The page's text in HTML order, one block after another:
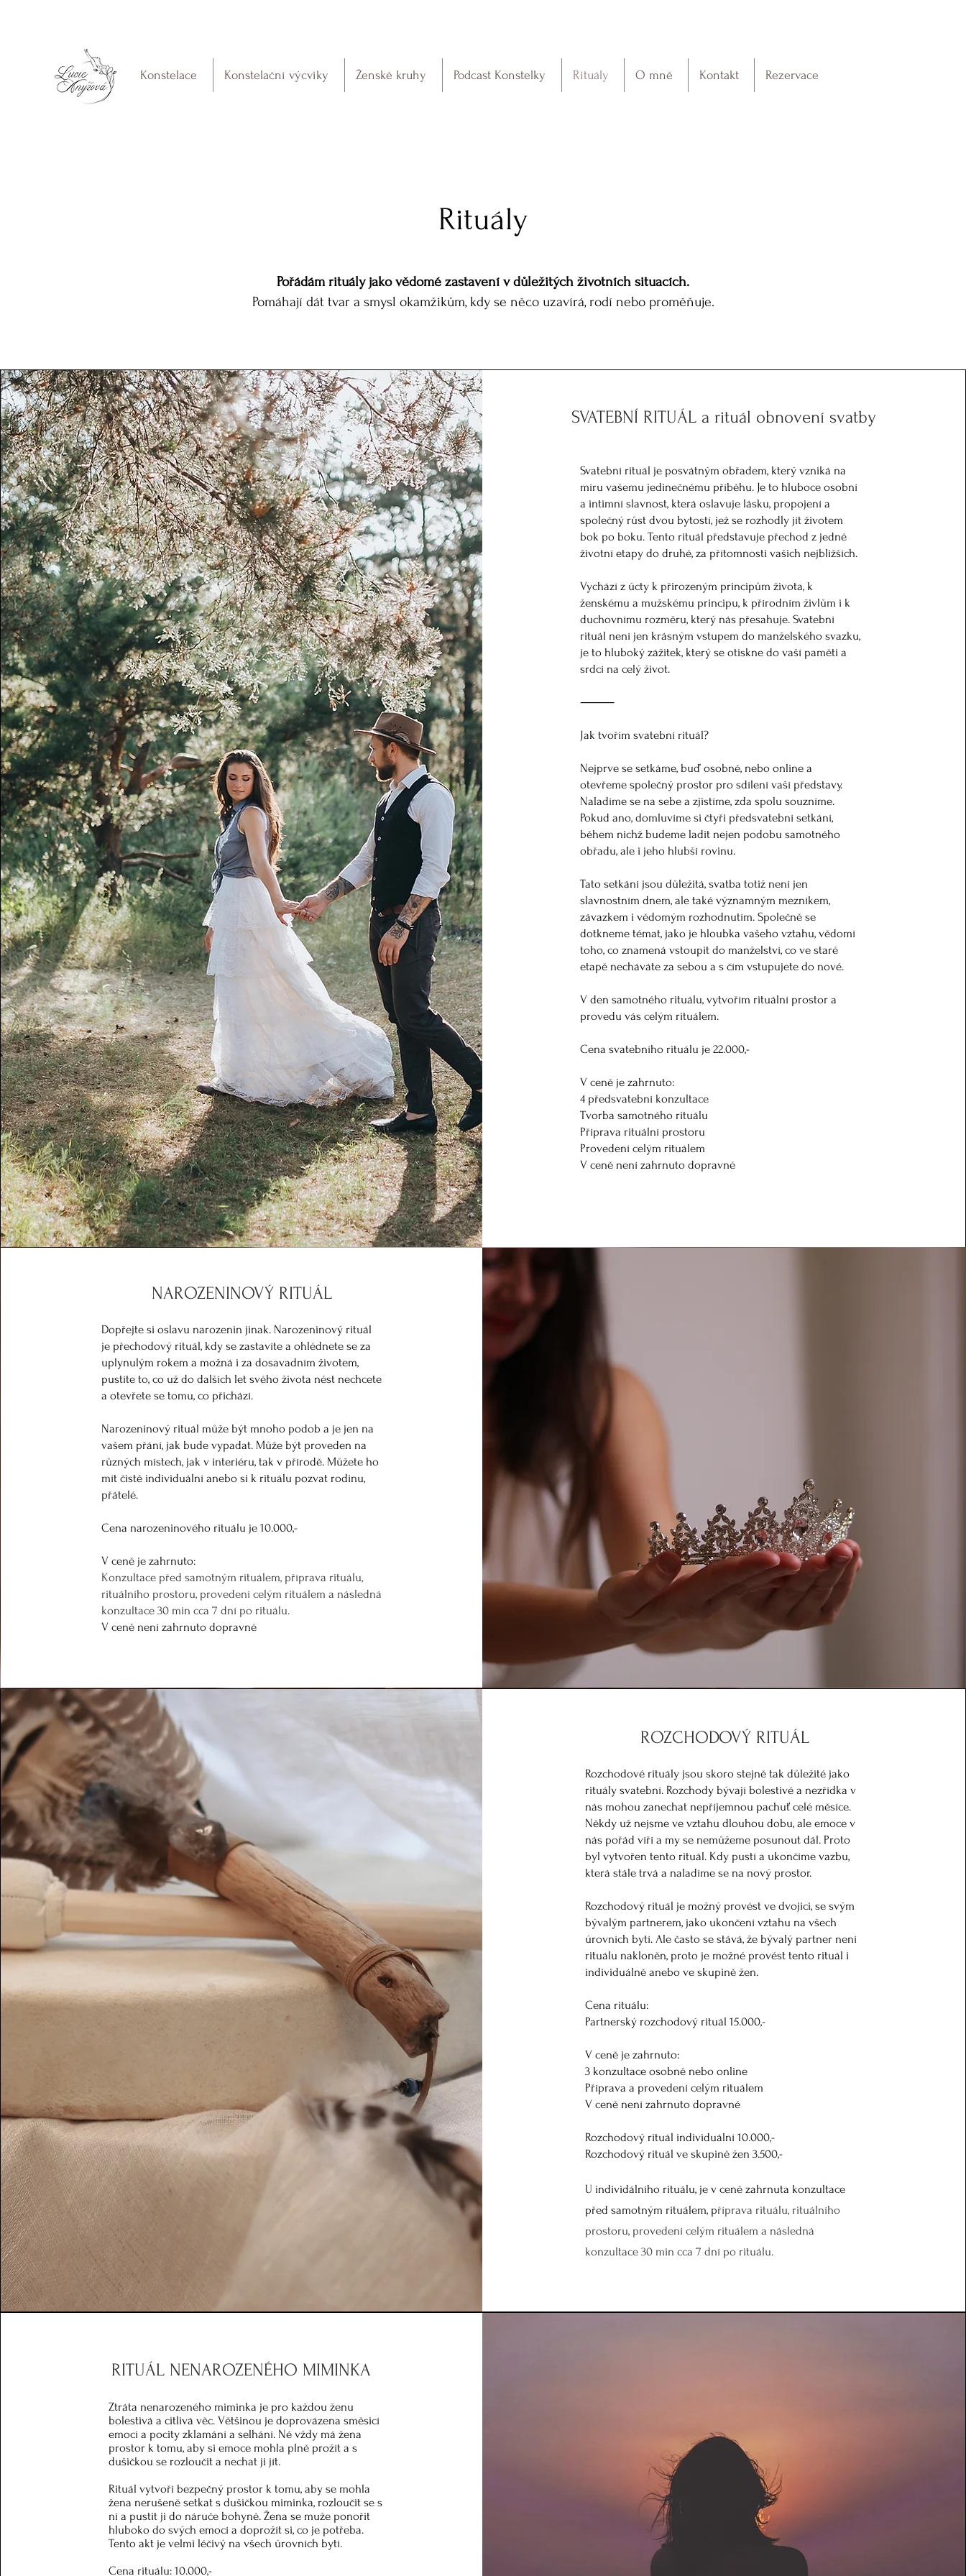
Konstelace Konstelační výcviky Ženské kruhy Podcast Konstelky Rituály O mně Kontakt Rezervace
Rituály
Pořádám rituály jako vědomé zastavení v důležitých životních situacích.
Pomáhají dát tvar a smysl okamžikům, kdy se něco uzavírá, rodí nebo proměňuje.
SVATEBNÍ RITUÁL a rituál obnovení svatby
Svatební rituál je posvátným obřadem, který vzniká na
míru vašemu jedinečnému příběhu. Je to hluboce osobní
a intimní slavnost, která oslavuje lásku, propojení a
společný růst dvou bytostí, jež se rozhodly jít životem
bok po boku. Tento rituál představuje přechod z jedné
životní etapy do druhé, za přítomnosti vašich nejbližších.
Vychází z úcty k přirozeným principům života, k
ženskému a mužskému principu, k přírodním živlům i k
duchovnímu rozměru, který nás přesahuje. Svatební
rituál není jen krásným vstupem do manželského svazku,
je to hluboký zážitek, který se otiskne do vaší paměti a
srdcí na celý život.
⸻
Jak tvořím svatební rituál?
Nejprve se setkáme, buď osobně, nebo online a
otevřeme společný prostor pro sdílení vaší představy.
Naladíme se na sebe a zjistíme, zda spolu souzníme.
Pokud ano, domluvíme si čtyři předsvatební setkání,
během nichž budeme ladit nejen podobu samotného
obřadu, ale i jeho hlubší rovinu.
Tato setkání jsou důležitá, svatba totiž není jen
slavnostním dnem, ale také významným mezníkem,
závazkem i vědomým rozhodnutím. Společně se
dotkneme témat, jako je hloubka vašeho vztahu, vědomí
toho, co znamená vstoupit do manželství, co ve staré
etapě necháváte za sebou a s čím vstupujete do nové.
V den samotného rituálu, vytvořím rituální prostor a
provedu vás celým rituálem.
Cena svatebního rituálu je 22.000,-
V ceně je zahrnuto:
4 předsvatební konzultace
Tvorba samotného rituálu
Příprava rituální prostoru
Provedení celým rituálem
V ceně není zahrnuto dopravné
NAROZENINOVÝ RITUÁL
Dopřejte si oslavu narozenin jinak. Narozeninový rituál
je přechodový rituál, kdy se zastavíte a ohlédnete se za
uplynulým rokem a možná i za dosavadním životem,
pustíte to, co už do dalších let svého života nést nechcete
a otevřete se tomu, co přichází.
Narozeninový rituál může být mnoho podob a je jen na
vašem přání, jak bude vypadat. Může být proveden na
různých místech, jak v interiéru, tak v přírodě. Můžete ho
mít čistě individuální anebo si k rituálu pozvat rodinu,
přátelé.
Cena narozeninového rituálu je 10.000,-
V ceně je zahrnuto:
Konzultace před samotným rituálem, příprava rituálu,
rituálního prostoru, provedenícelým rituálem a následná
konzultace30 mincca 7 dní po rituálu.
V ceně není zahrnuto dopravné
ROZCHODOVÝ RITUÁL
Rozchodové rituály jsou skoro stejně tak důležité jako
rituály svatební. Rozchody bývají bolestivé a nezřídka v
nás mohou zanechat nepříjemnou pachuť celé měsíce.
Někdy už nejsme ve vztahu dlouhou dobu, ale emoce v
nás pořád víří a my se nemůžeme posunout dál. Proto
byl vytvořen tento rituál. Kdy pustí a ukončíme vazbu,
která stále trvá a naladíme se na nový prostor.
Rozchodový rituál je možný provést ve dvojici, se svým
bývalým partnerem, jako ukončení vztahu na všech
úrovních bytí. Ale často se stává, že bývalý partner není
rituálu nakloněn, proto je možné provést tento rituál i
individuálně anebo ve skupině žen.
Cena rituálu:
Partnerský rozchodový rituál 15.000,-
V ceně je zahrnuto:
3 konzultace osobně nebo online
Příprava a provedení celým rituálem
V ceně není zahrnuto dopravné
Rozchodový rituál individuální 10.000,-
Rozchodový rituál ve skupině žen 3.500,-
U individálního rituálu, je v ceně zahrnuta konzultace
před samotným rituálem, příprava rituálu, rituálního
prostoru, provedení celým rituálem a následná
konzultace 30 min cca 7 dní po rituálu.
RITUÁL NENAROZENÉHO MIMINKA
Ztráta nenarozeného miminka je pro každou ženu
bolestivá a citlivá věc. Většinou je doprovázena směsicí
emocí a pocity zklamání a selhání. Né vždy má žena
prostor k tomu, aby si emoce mohla plně prožít a s
dušičkou se rozloučit a nechat ji jít.
Rituál vytvoří bezpečný prostor k tomu, aby se mohla
žena nerušeně setkat s dušičkou miminka, rozloučit se s
ní a pustit ji do náruče bohyně. Žena se muže ponořit
hluboko do svých emocí a doprožít si, co je potřeba.
Tento akt je velmi léčivý na všech úrovních bytí.
Cena rituálu: 10.000,-